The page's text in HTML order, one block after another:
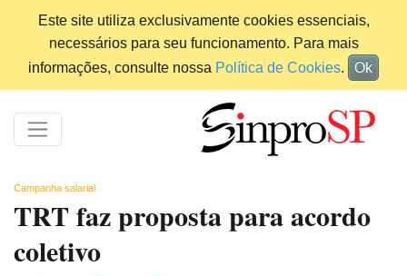
Este site utiliza exclusivamente cookies essenciais,
necessários para seu funcionamento. Para mais
informações, consulte nossa Política de Cookies. Ok
Campanha salarial
TRT faz proposta para acordo
coletivo